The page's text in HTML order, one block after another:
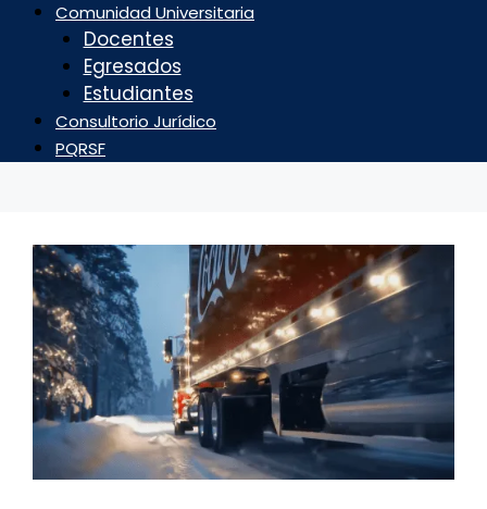
Comunidad Universitaria
Docentes
Egresados
Estudiantes
Consultorio Jurídico
PQRSF